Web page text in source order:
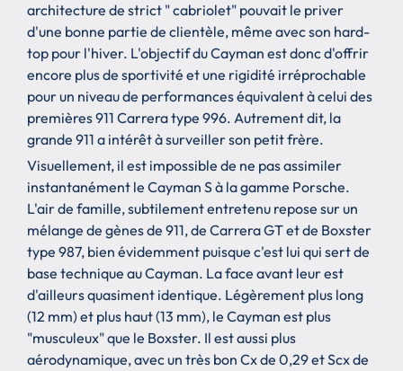
architecture de strict " cabriolet" pouvait le priver
d'une bonne partie de clientèle, même avec son hard-
top pour l'hiver. L'objectif du Cayman est donc d'offrir
encore plus de sportivité et une rigidité irréprochable
pour un niveau de performances équivalent à celui des
premières 911 Carrera type 996. Autrement dit, la
grande 911 a intérêt à surveiller son petit frère.
Visuellement, il est impossible de ne pas assimiler
instantanément le Cayman S à la gamme Porsche.
L'air de famille, subtilement entretenu repose sur un
mélange de gènes de 911, de Carrera GT et de Boxster
type 987, bien évidemment puisque c'est lui qui sert de
base technique au Cayman. La face avant leur est
d'ailleurs quasiment identique. Légèrement plus long
(12 mm) et plus haut (13 mm), le Cayman est plus
"musculeux" que le Boxster. Il est aussi plus
aérodynamique, avec un très bon Cx de 0,29 et Scx de